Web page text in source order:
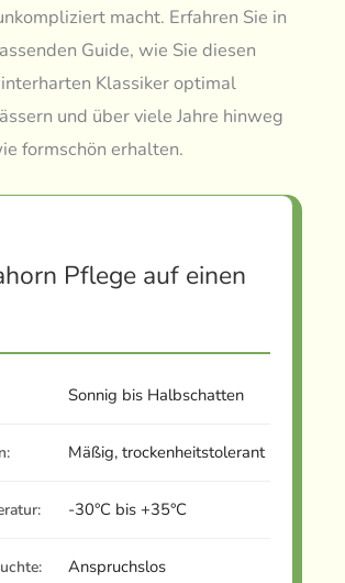
macht. Erfahren Sie in
Guide, wie Sie diesen
Klassiker optimal
und über viele Jahre hinweg
formschön erhalten.
Pflege auf einen
Sonnig bis Halbschatten
Mäßig, trockenheitstolerant
-30°C bis +35°C
Anspruchslos